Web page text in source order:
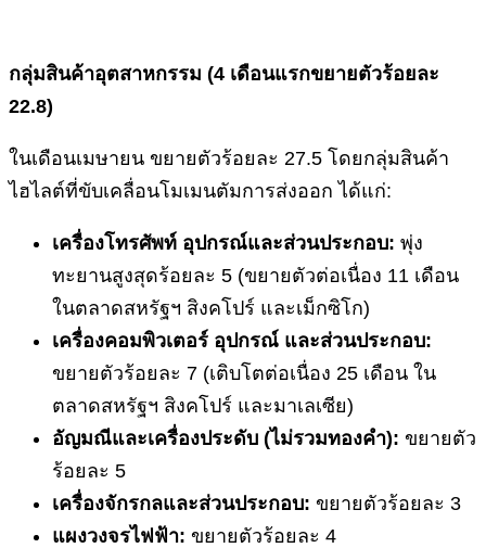
กลุ่มสินค้าอุตสาหกรรม (4 เดือนแรกขยายตัวร้อยละ
22.8)
ในเดือนเมษายน ขยายตัวร้อยละ 27.5 โดยกลุ่มสินค้า
ไฮไลต์ที่ขับเคลื่อนโมเมนตัมการส่งออก ได้แก่:
เครื่องโทรศัพท์ อุปกรณ์และส่วนประกอบ: พุ่ง
ทะยานสูงสุดร้อยละ 5 (ขยายตัวต่อเนื่อง 11 เดือน
ในตลาดสหรัฐฯ สิงคโปร์ และเม็กซิโก)
เครื่องคอมพิวเตอร์ อุปกรณ์ และส่วนประกอบ:
ขยายตัวร้อยละ 7 (เติบโตต่อเนื่อง 25 เดือน ใน
ตลาดสหรัฐฯ สิงคโปร์ และมาเลเซีย)
อัญมณีและเครื่องประดับ (ไม่รวมทองคำ): ขยายตัว
ร้อยละ 5
เครื่องจักรกลและส่วนประกอบ: ขยายตัวร้อยละ 3
แผงวงจรไฟฟ้า: ขยายตัวร้อยละ 4